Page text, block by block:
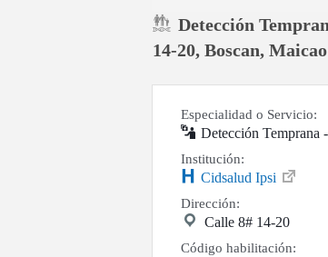
Detección
14-20, Boscan, Maicao
Especialidad o Servicio:
Detección Temprana
Institución:
Cidsalud Ipsi
Dirección:
Calle 8# 14-20
Código habilitación: